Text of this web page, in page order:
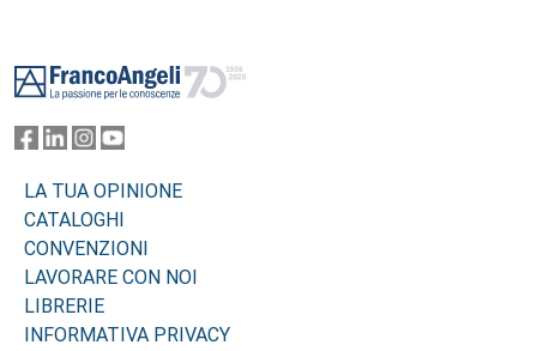
LA TUA OPINIONE
CATALOGHI
CONVENZIONI
LAVORARE CON NOI
LIBRERIE
INFORMATIVA PRIVACY